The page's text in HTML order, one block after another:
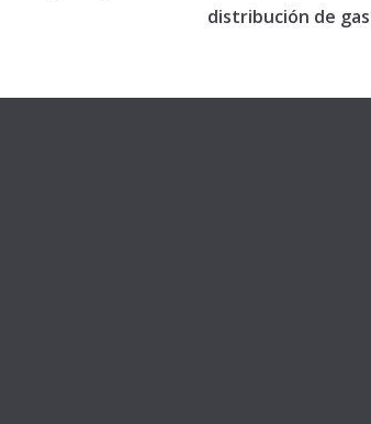
distribución de gas